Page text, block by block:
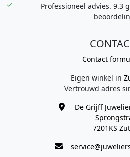
Professioneel advies. 9.3
Contact
Eigen winkel in
Vertrouwd adres
De Grijff
7201KS